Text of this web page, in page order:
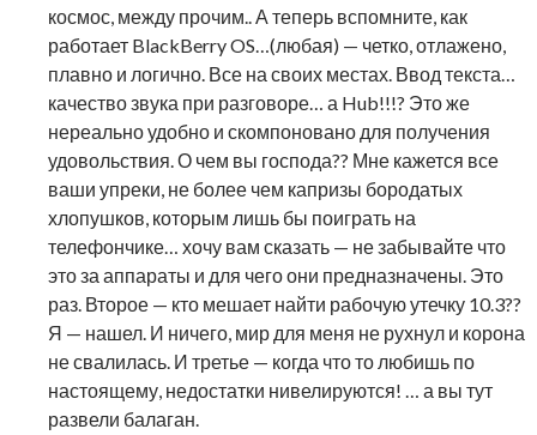
космос, между прочим.. А теперь вспомните, как
работает BlackBerry OS…(любая) — четко, отлажено,
плавно и логично. Все на своих местах. Ввод текста…
качество звука при разговоре… а Hub!!!? Это же
нереально удобно и скомпоновано для получения
удовольствия. О чем вы господа?? Мне кажется все
ваши упреки, не более чем капризы бородатых
хлопушков, которым лишь бы поиграть на
телефончике… хочу вам сказать — не забывайте что
это за аппараты и для чего они предназначены. Это
раз. Второе — кто мешает найти рабочую утечку 10.3??
Я — нашел. И ничего, мир для меня не рухнул и корона
не свалилась. И третье — когда что то любишь по
настоящему, недостатки нивелируются! … а вы тут
развели балаган.